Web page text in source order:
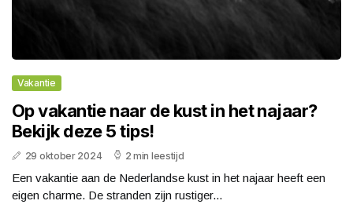
Vakantie
Op vakantie naar de kust in het najaar?
Bekijk deze 5 tips!
29 oktober 2024 2 min leestijd
Een vakantie aan de Nederlandse kust in het najaar heeft een
eigen charme. De stranden zijn rustiger...